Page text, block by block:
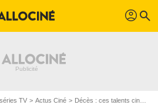
profil search
TV Actus Ciné Décès : ces talents cinéma/séries qui nous ont quittés en 2015